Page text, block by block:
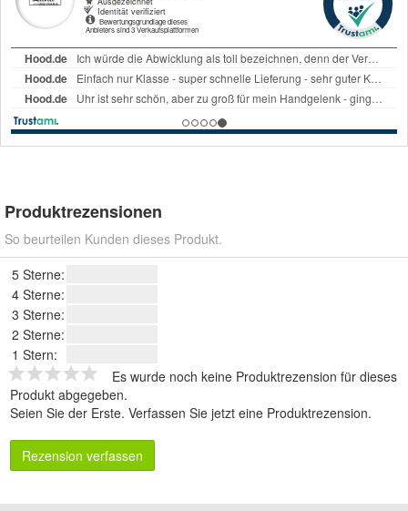
Produktrezensionen
So beurteilen Kunden dieses Produkt.
5 Sterne:
4 Sterne:
3 Sterne:
2 Sterne:
1 Stern:
Es wurde noch keine Produktrezension für dieses
Produkt abgegeben.
Seien Sie der Erste. Verfassen Sie jetzt eine Produktrezension.
Rezension verfassen